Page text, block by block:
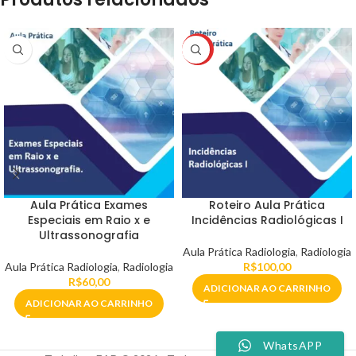
Aula Prática Exames
Especiais em Raio x e
Ultrassonografia
Aula Prática Radiologia, Radiologia
R$60,00
ADICIONAR AO CARRINHO
HOT
Roteiro Aula Prática
Incidências Radiológicas I
Aula Prática Radiologia, Radiologia
R$100,00
ADICIONAR AO CARRINHO
WhatsAPP